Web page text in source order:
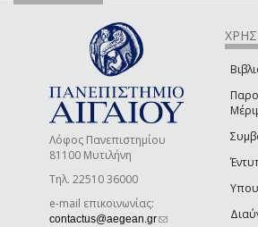
Λόφος Πανεπιστημίου
81100 Μυτιλήνη
Τηλ. 22510 36000
e-mail επικοινωνίας:
contactus@aegean.gr(link sends e-mail)